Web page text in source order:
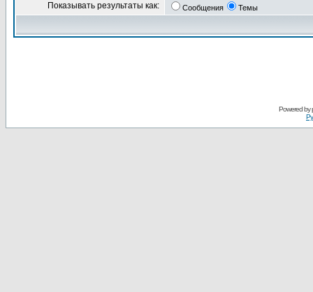
Показывать результаты как: Сообщения Темы
Powered by